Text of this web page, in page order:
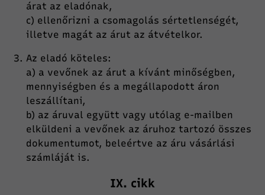
árat az eladónak,
c) ellenőrizni a csomagolás sértetlenségét,
illetve magát az árut az átvételkor.
Az eladó köteles:
a) a vevőnek az árut a kívánt minőségben,
mennyiségben és a megállapodott áron
leszállítani,
b) az áruval együtt vagy utólag e-mailben
elküldeni a vevőnek az áruhoz tartozó összes
dokumentumot, beleértve az áru vásárlási
számláját is.
IX. cikk